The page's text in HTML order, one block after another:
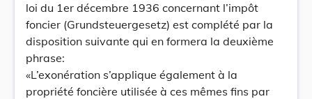
loi du 1er décembre 1936 concernant l’impôt
foncier (Grundsteuergesetz) est complété par la
disposition suivante qui en formera la deuxième
phrase:
«L’exonération s’applique également à la
propriété foncière utilisée à ces mêmes fins par